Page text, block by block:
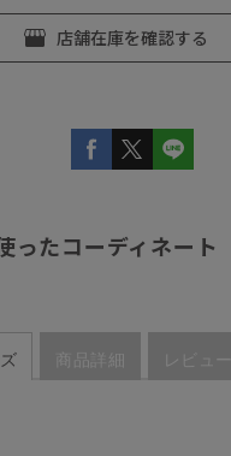
ったコーディネート
商品詳細 レビュー